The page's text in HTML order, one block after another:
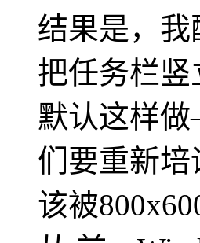
结果是，
把任务栏
默认这样
们要重新
该被